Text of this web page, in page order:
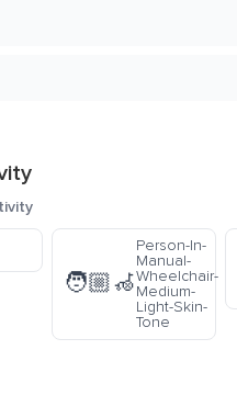
🧑🏼‍🦽
Person-In-
Manual-
Wheelchair-
Medium-
Light-Skin-
Tone